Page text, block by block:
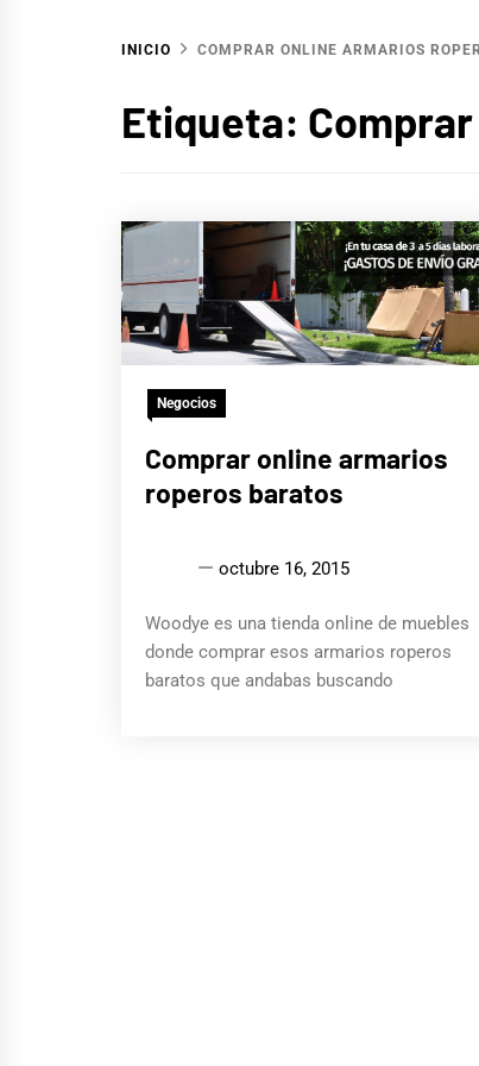
INICIO COMPRAR ONLINE ARMARIOS
Etiqueta:
Negocios
Comprar online armarios
roperos baratos
octubre 16, 2015
Woodye es una tienda online de muebles
donde comprar esos armarios roperos
baratos que andabas buscando